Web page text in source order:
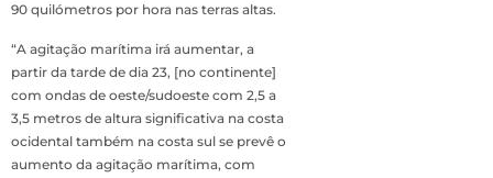
90 quilómetros por hora nas terras altas.
“A agitação marítima irá aumentar, a
partir da tarde de dia 23, [no continente]
com ondas de oeste/sudoeste com 2,5 a
3,5 metros de altura significativa na costa
ocidental também na costa sul se prevê o
aumento da agitação marítima, com